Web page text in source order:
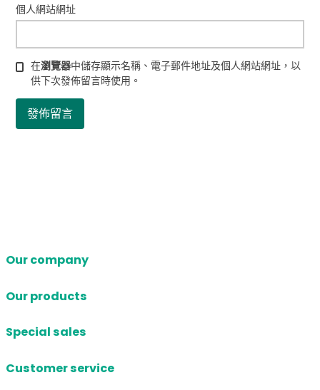
個人網站網址
在瀏覽器中儲存顯示名稱、電子郵件地址及個人網站網址，以
供下次發佈留言時使用。
Our company
Our products
Special sales
Customer service